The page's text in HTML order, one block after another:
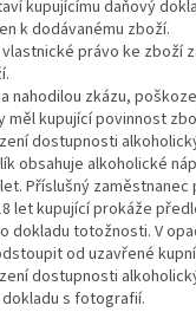
kupujícímu daňový
k dodávanému zboží.
právo ke zboží
nahodilou zkázu,
měl kupující povinnost
dostupnosti
obsahuje alkoholické
Příslušný
let kupující prokáže
dokladu totožnosti. V
od uzavřené
dostupnosti
s fotografií.